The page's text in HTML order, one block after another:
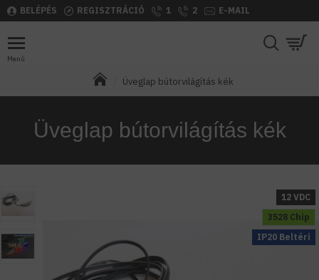
BELÉPÉS REGISZTRÁCIÓ 1 2 E-MAIL
Üveglap bútorvilágítás kék
Üveglap bútorvilágítás kék
3528 Chip
IP20 Beltéri
12 VDC